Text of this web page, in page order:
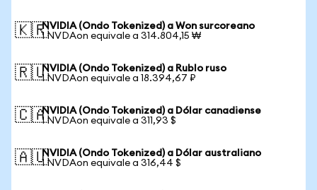
🇰🇷NVIDIA (Ondo Tokenized) a Won surcoreano
1 NVDAon equivale a 314.804,15 ₩
🇷🇺NVIDIA (Ondo Tokenized) a Rublo ruso
1 NVDAon equivale a 18.394,67 ₽
🇨🇦NVIDIA (Ondo Tokenized) a Dólar canadiense
1 NVDAon equivale a 311,93 $
🇦🇺NVIDIA (Ondo Tokenized) a Dólar australiano
1 NVDAon equivale a 316,44 $